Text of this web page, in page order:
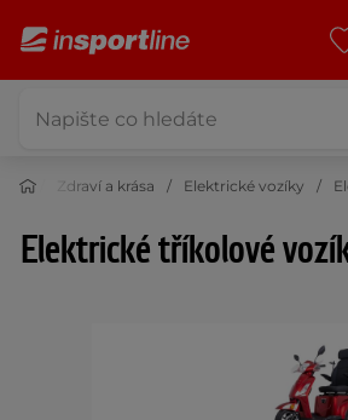
Zdraví a krása Elektrické vozíky
Elektrické tříkolové